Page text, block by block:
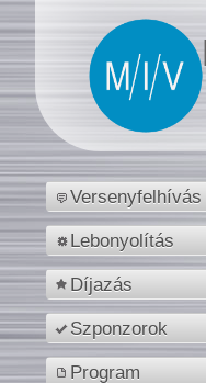
Versenyfelhívás
Lebonyolítás
Díjazás
Szponzorok
Program